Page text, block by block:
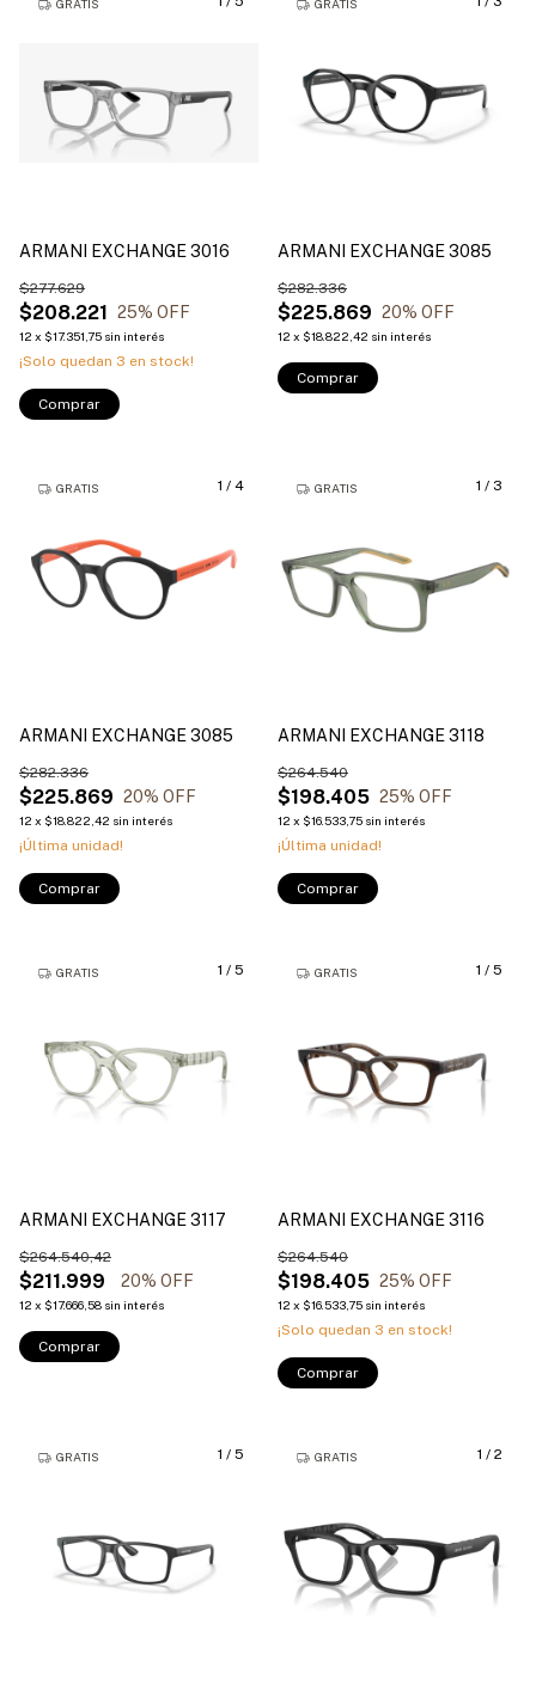
GRATIS
ARMANI EXCHANGE 3016
$208.221
$277.629
25% OFF
12 x $17.351,75 sin interés
¡Solo quedan 3 en stock!
Comprar
GRATIS
ARMANI EXCHANGE 3085
$225.869
$282.336
20% OFF
12 x $18.822,42 sin interés
Comprar
1 / 4
GRATIS
ARMANI EXCHANGE 3085
$225.869
$282.336
20% OFF
12 x $18.822,42 sin interés
¡Última unidad!
Comprar
1 / 3
GRATIS
ARMANI EXCHANGE 3118
$198.405
$264.540
25% OFF
12 x $16.533,75 sin interés
¡Última unidad!
Comprar
1 / 5
GRATIS
ARMANI EXCHANGE 3117
$211.999
$264.540,42
20% OFF
12 x $17.666,58 sin interés
Comprar
1 / 5
GRATIS
ARMANI EXCHANGE 3116
$198.405
$264.540
25% OFF
12 x $16.533,75 sin interés
¡Solo quedan 3 en stock!
Comprar
1 / 5
GRATIS 1 / 2
GRATIS